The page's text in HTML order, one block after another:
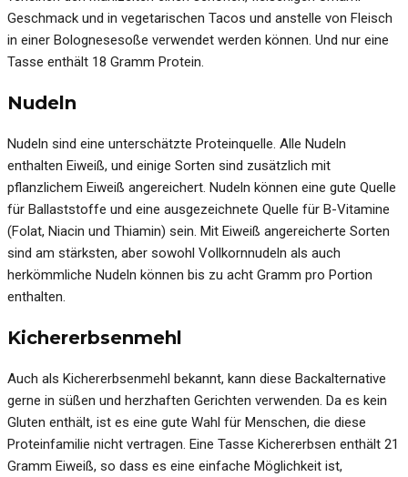
Geschmack und in vegetarischen Tacos und anstelle von Fleisch
in einer Bolognesesoße verwendet werden können. Und nur eine
Tasse enthält 18 Gramm Protein.
Nudeln
Nudeln sind eine unterschätzte Proteinquelle. Alle Nudeln
enthalten Eiweiß, und einige Sorten sind zusätzlich mit
pflanzlichem Eiweiß angereichert. Nudeln können eine gute Quelle
für Ballaststoffe und eine ausgezeichnete Quelle für B-Vitamine
(Folat, Niacin und Thiamin) sein. Mit Eiweiß angereicherte Sorten
sind am stärksten, aber sowohl Vollkornnudeln als auch
herkömmliche Nudeln können bis zu acht Gramm pro Portion
enthalten.
Kichererbsenmehl
Auch als Kichererbsenmehl bekannt, kann diese Backalternative
gerne in süßen und herzhaften Gerichten verwenden. Da es kein
Gluten enthält, ist es eine gute Wahl für Menschen, die diese
Proteinfamilie nicht vertragen. Eine Tasse Kichererbsen enthält 21
Gramm Eiweiß, so dass es eine einfache Möglichkeit ist,